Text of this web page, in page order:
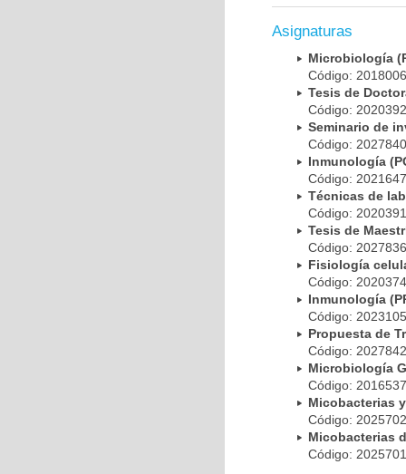
Asignaturas
Microbiología
Código:
Tesis de
Código:
Seminario de
Código:
Inmunología
Código:
Técnicas de
Código:
Tesis de
Código:
Fisiología
Código:
Inmunología
Código:
Propuesta de
Código:
Microbiología
Código:
Micobacterias
Código:
Micobacterias
Código: